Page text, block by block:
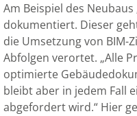
Am Beispiel des
dokumentiert. Dieser
die Umsetzung von
Abfolgen verortet. „Alle
optimierte
bleibt aber in jedem Fall
abgefordert wird.“ Hier